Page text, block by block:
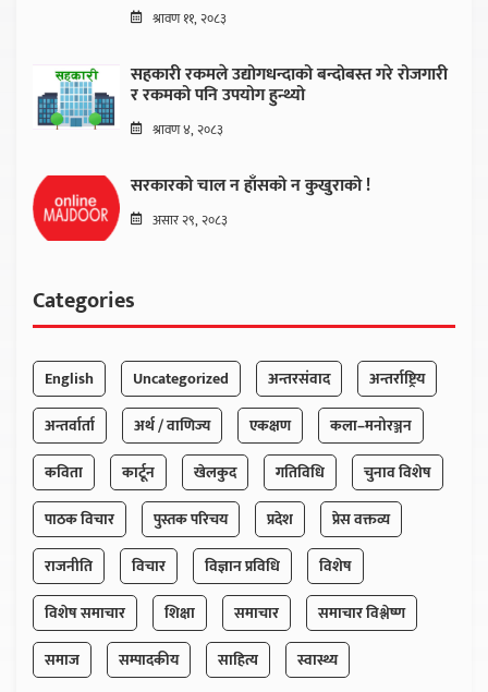
श्रावण ११, २०८३
सहकारी रकमले उद्योगधन्दाको बन्दोबस्त गरे रोजगारी
र रकमको पनि उपयोग हुन्थ्यो
श्रावण ४, २०८३
सरकारको चाल न हाँसको न कुखुराको !
असार २९, २०८३
Categories
English Uncategorized अन्तरसंवाद
अन्तर्राष्ट्रिय
अन्तर्वार्ता
अर्थ / वाणिज्य एकक्षण
कला–मनोरञ्जन
कविता
कार्टून खेलकुद गतिविधि
चुनाव विशेष
पाठक विचार
पुस्तक परिचय प्रदेश
प्रेस वक्तव्य
राजनीति
विचार विज्ञान प्रविधि
विशेष
विशेष समाचार
शिक्षा समाचार
समाचार विश्लेष्ण
समाज
सम्पादकीय साहित्य स्वास्थ्य